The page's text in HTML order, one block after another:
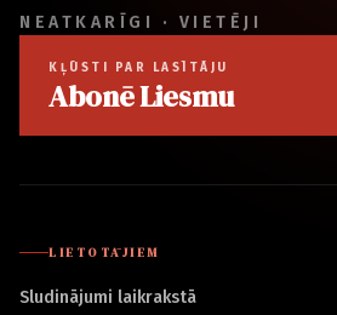
NEATKARĪGI · VIETĒJI
KĻŪSTI PAR LASĪTĀJU
Abonē Liesmu
LIETOTĀJIEM
Sludinājumi laikrakstā